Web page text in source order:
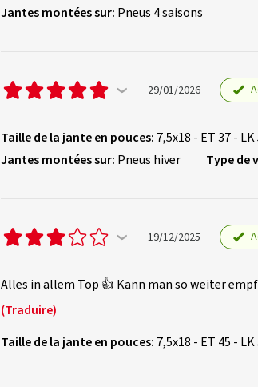
Jantes montées sur: Pneus 4 saisons
29/01/2026
Taille de la jante en pouces: 7,5x18 - ET 37 -
Jantes montées sur: Pneus hiver Type de
19/12/2025
Alles in allem Top 👍 Kann man so weiter
(Traduire)
Taille de la jante en pouces: 7,5x18 - ET 45 -